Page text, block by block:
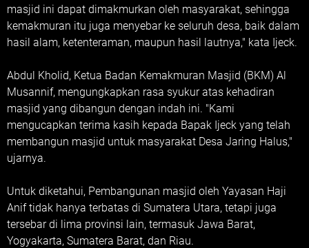
masjid ini dapat dimakmurkan oleh masyarakat, sehingga
kemakmuran itu juga menyebar ke seluruh desa, baik dalam
hasil alam, ketenteraman, maupun hasil lautnya," kata Ijeck.
Abdul Kholid, Ketua Badan Kemakmuran Masjid (BKM) Al
Musannif, mengungkapkan rasa syukur atas kehadiran
masjid yang dibangun dengan indah ini. "Kami
mengucapkan terima kasih kepada Bapak Ijeck yang telah
membangun masjid untuk masyarakat Desa Jaring Halus,"
ujarnya.
Untuk diketahui, Pembangunan masjid oleh Yayasan Haji
Anif tidak hanya terbatas di Sumatera Utara, tetapi juga
tersebar di lima provinsi lain, termasuk Jawa Barat,
Yogyakarta, Sumatera Barat, dan Riau.